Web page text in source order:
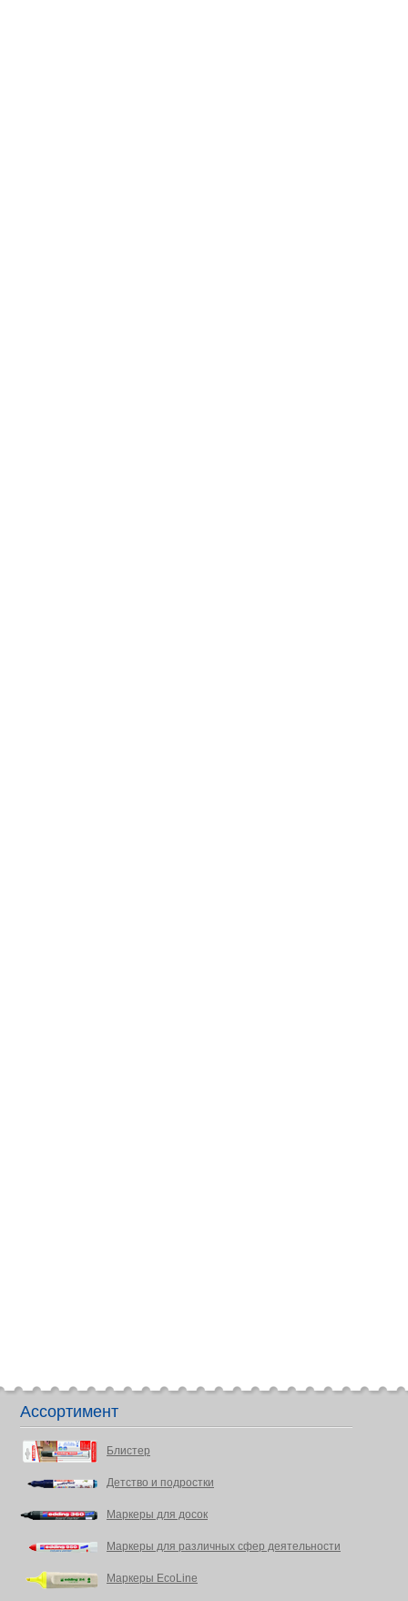
Ассортимент
Блистер
Детство и подростки
Маркеры для досок
Маркеры для различных сфер деятельности
Маркеры EcoLine